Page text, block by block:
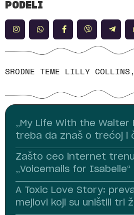
PODELI
SRODNE TEME LILLY COLLINS,
„My Life With the Walter
treba da znaš o trećoj i
Zašto ceo internet
„Voicemails for Isabelle“
A Toxic Love Story:
mejlovi koji su uništili tri